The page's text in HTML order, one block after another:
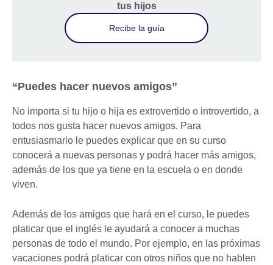
tus hijos
Recibe la guía
“Puedes hacer nuevos amigos”
No importa si tu hijo o hija es extrovertido o introvertido, a
todos nos gusta hacer nuevos amigos. Para
entusiasmarlo le puedes explicar que en su curso
conocerá a nuevas personas y podrá hacer más amigos,
además de los que ya tiene en la escuela o en donde
viven.
Además de los amigos que hará en el curso, le puedes
platicar que el inglés le ayudará a conocer a muchas
personas de todo el mundo. Por ejemplo, en las próximas
vacaciones podrá platicar con otros niños que no hablen